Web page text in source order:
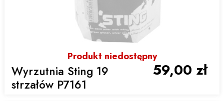
Produkt niedostępny
Wyrzutnia Sting 19
strzałów P7161
59,00 zł